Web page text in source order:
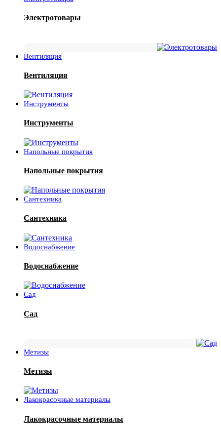
Электротовары
Вентиляция
Вентиляция
Инструменты
Инструменты
Напольные покрытия
Напольные покрытия
Сантехника
Сантехника
Водоснабжение
Водоснабжение
Сад
Сад
Метизы
Метизы
Лакокрасочные материалы
Лакокрасочные материалы